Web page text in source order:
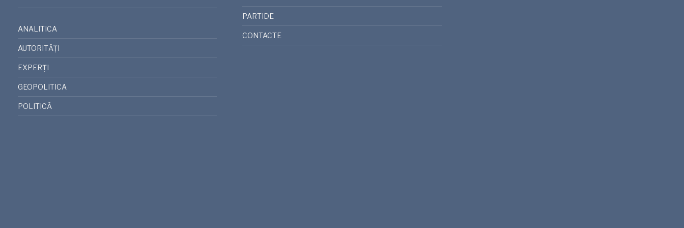
ANALITICA
AUTORITĂȚI
EXPERȚI
GEOPOLITICA
POLITICĂ
PARTIDE
CONTACTE